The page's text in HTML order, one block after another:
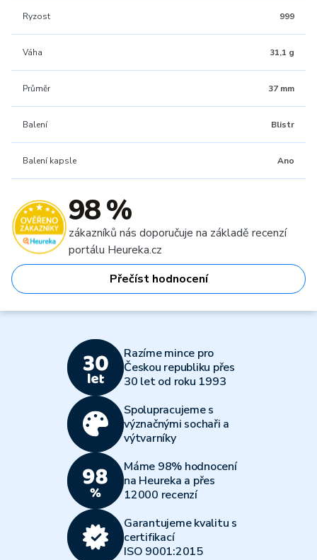
Ryzost 999
Váha 31,1 g
Průměr 37 mm
Balení Blistr
Balení kapsle Ano
98 %
zákazníků nás doporučuje na základě recenzí
portálu Heureka.cz
Přečíst hodnocení
Razíme mince pro
Českou republiku přes
30 let od roku 1993
Spolupracujeme s
význačnými sochaři a
výtvarníky
Máme 98% hodnocení
na Heureka a přes
12000 recenzí
Garantujeme kvalitu s
certifikací
ISO 9001:2015